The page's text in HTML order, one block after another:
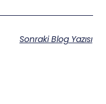
Sonraki Blog Yazısı